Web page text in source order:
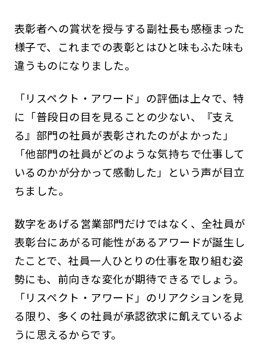
表彰者への賞状を授与する副社長も感極まった
様子で、これまでの表彰とはひと味もふた味も
違うものになりました。
「リスペクト・アワード」の評価は上々で、特
に「普段日の目を見ることの少ない、『支え
る』部門の社員が表彰されたのがよかった」
「他部門の社員がどのような気持ちで仕事して
いるのかが分かって感動した」という声が目立
ちました。
数字をあげる営業部門だけではなく、全社員が
表彰台にあがる可能性があるアワードが誕生し
たことで、社員一人ひとりの仕事を取り組む姿
勢にも、前向きな変化が期待できるでしょう。
「リスペクト・アワード」のリアクションを見
る限り、多くの社員が承認欲求に飢えているよ
うに思えるからです。